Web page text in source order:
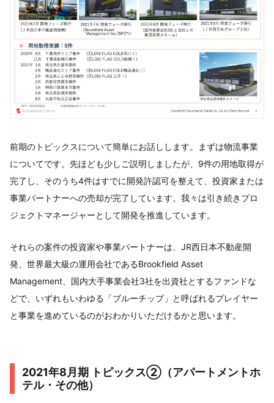
前期のトピックスについて簡単にお話しします。まずは物流事業
についてです。先ほども少しご説明しましたが、9件の用地取得が
完了し、そのうち4件はすでに開発許認可を整えて、投資家または
事業パートナーへの売却が完了しています。我々は引き続きプロ
ジェクトマネージャーとして開発を推進しています。
それらの案件の投資家や事業パートナーは、JR西日本不動産開
発、世界最大級の運用会社であるBrookfield Asset
Management、国内大手事業会社3社を出資社とするファンドな
どで、いずれもいわゆる「ブルーチップ」と呼ばれるプレイヤー
と事業を進めているのがおわかりいただけるかと思います。
2021年8⽉期 トピックス②（アパートメントホ
テル・その他）